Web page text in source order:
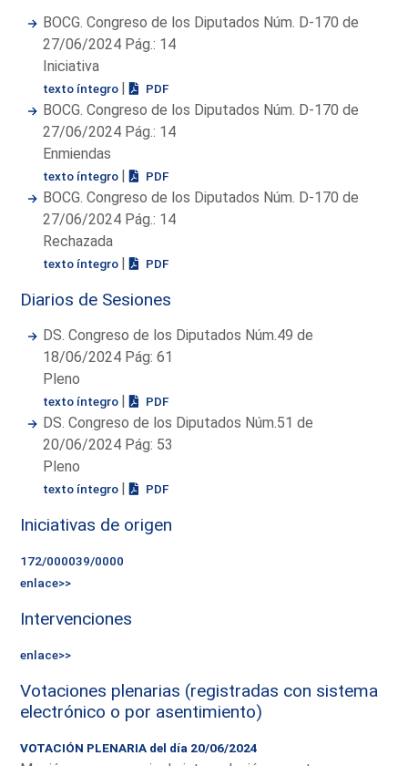
BOCG. Congreso de los Diputados Núm. D-170 de
27/06/2024 Pág.: 14
Iniciativa
texto íntegro | PDF
BOCG. Congreso de los Diputados Núm. D-170 de
27/06/2024 Pág.: 14
Enmiendas
texto íntegro | PDF
BOCG. Congreso de los Diputados Núm. D-170 de
27/06/2024 Pág.: 14
Rechazada
texto íntegro | PDF
Diarios de Sesiones
DS. Congreso de los Diputados Núm.49 de
18/06/2024 Pág: 61
Pleno
texto íntegro | PDF
DS. Congreso de los Diputados Núm.51 de
20/06/2024 Pág: 53
Pleno
texto íntegro | PDF
Iniciativas de origen
172/000039/0000
enlace>>
Intervenciones
enlace>>
Votaciones plenarias (registradas con sistema
electrónico o por asentimiento)
VOTACIÓN PLENARIA del día 20/06/2024